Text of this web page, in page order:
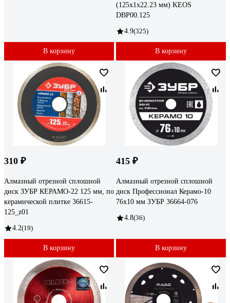
В корзину
(125х1х22.23 мм) KEOS
DBP00.125
4.9(325)
В корзину
310 ₽
Алмазный отрезной сплошной
диск ЗУБР КЕРАМО-22 125 мм, по
керамической плитке 36615-
125_z01
4.2(19)
В корзину
415 ₽
Алмазный отрезной сплошной
диск Профессионал Керамо-10
76х10 мм ЗУБР 36664-076
4.8(36)
В корзину